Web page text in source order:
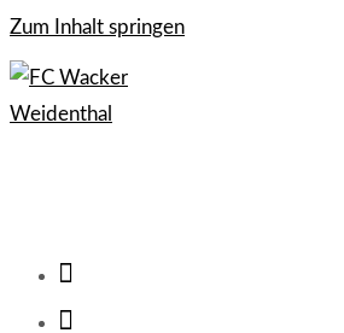
Zum Inhalt springen